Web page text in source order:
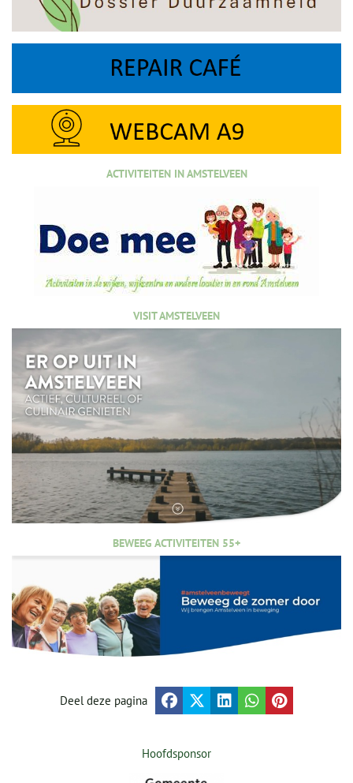
ACTIVITEITEN IN AMSTELVEEN
VISIT AMSTELVEEN
BEWEEG ACTIVITEITEN 55+
Deel deze pagina
Hoofdsponsor